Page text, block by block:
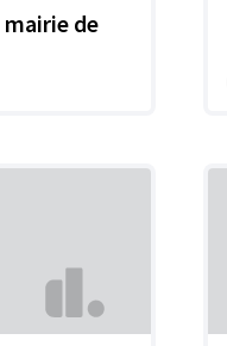
mairie de